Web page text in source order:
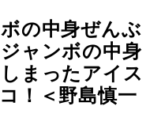
の中身ぜんぶ
ャンボの中身
まったアイス
！＜野島慎一